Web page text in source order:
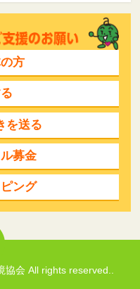
方
を送る
募金
ング
会 All rights reserved..